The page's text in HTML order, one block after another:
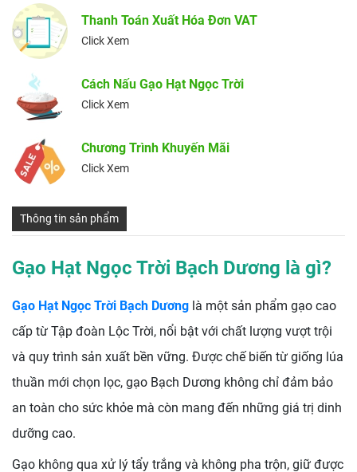
Thanh Toán Xuất Hóa Đơn VAT
Click Xem
Cách Nấu Gạo Hạt Ngọc Trời
Click Xem
Chương Trình Khuyến Mãi
Click Xem
Thông tin sản phẩm
Gạo Hạt Ngọc Trời Bạch Dương là gì?
Gạo Hạt Ngọc Trời Bạch Dương là một sản phẩm gạo cao
cấp từ Tập đoàn Lộc Trời, nổi bật với chất lượng vượt trội
và quy trình sản xuất bền vững. Được chế biến từ giống lúa
thuần mới chọn lọc, gạo Bạch Dương không chỉ đảm bảo
an toàn cho sức khỏe mà còn mang đến những giá trị dinh
dưỡng cao.
Gạo không qua xử lý tẩy trắng và không pha trộn, giữ được